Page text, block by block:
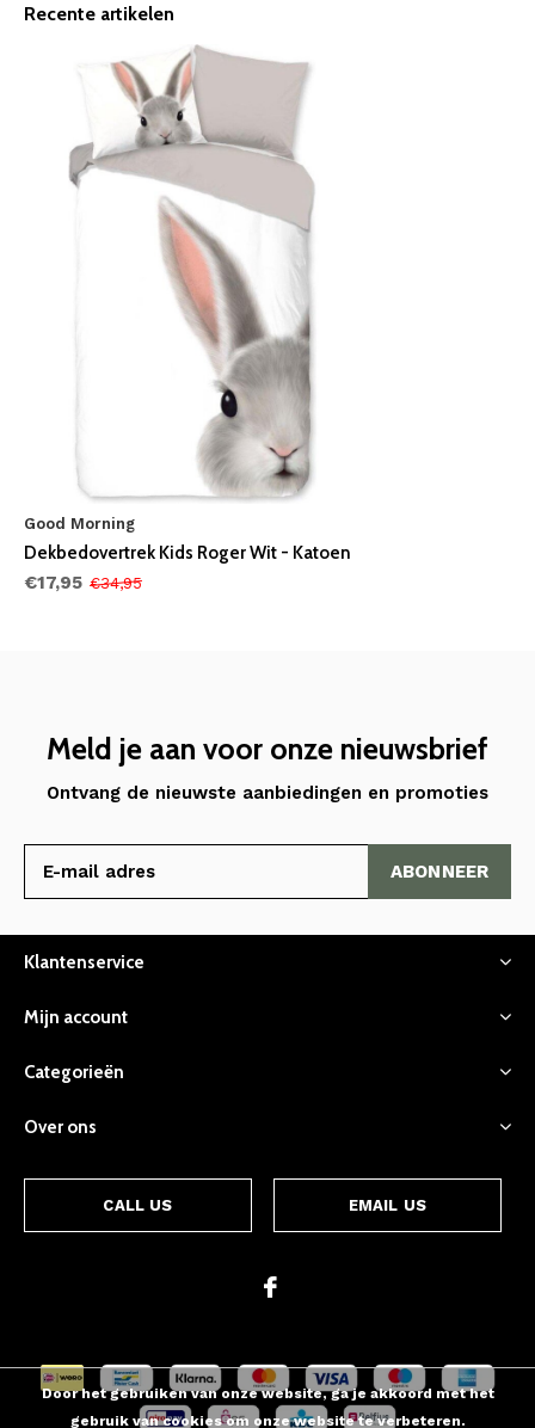
Recente artikelen
Good Morning
Dekbedovertrek Kids Roger Wit - Katoen
€17,95 €34,95
Meld je aan voor onze nieuwsbrief
Ontvang de nieuwste aanbiedingen en promoties
ABONNEER
Klantenservice
Mijn account
Categorieën
Over ons
CALL US EMAIL US
Door het gebruiken van onze website, ga je akkoord met het
gebruik van cookies om onze website te verbeteren.